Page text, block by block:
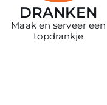
DRANKEN
Maak en serveer een
topdrankje